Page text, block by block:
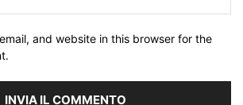
and website in this browser for the